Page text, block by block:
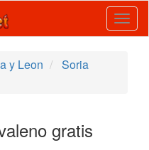
y Leon
Soria
gratis